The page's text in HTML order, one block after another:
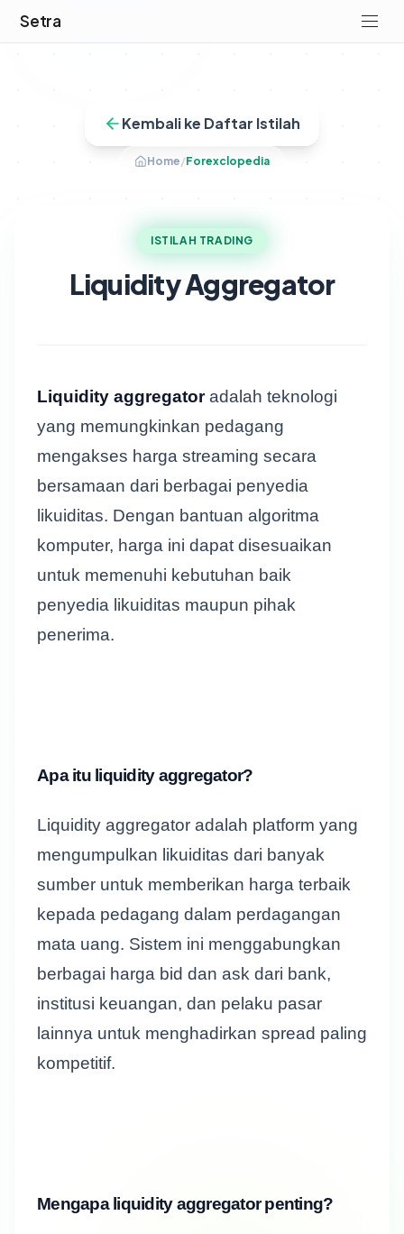
Setra
Kembali ke Daftar Istilah
Home/Forexclopedia
ISTILAH TRADING
Liquidity Aggregator
Liquidity aggregatoradalah teknologi
yang memungkinkan pedagang
mengakses harga streaming secara
bersamaan dari berbagai penyedia
likuiditas. Dengan bantuan algoritma
komputer, harga ini dapat disesuaikan
untuk memenuhi kebutuhan baik
penyedia likuiditas maupun pihak
penerima.
Apa itu liquidity aggregator?
Liquidity aggregator adalah platform yang
mengumpulkan likuiditas dari banyak
sumber untuk memberikan harga terbaik
kepada pedagang dalam perdagangan
mata uang. Sistem ini menggabungkan
berbagai harga bid dan ask dari bank,
institusi keuangan, dan pelaku pasar
lainnya untuk menghadirkan spread paling
kompetitif.
Mengapa liquidity aggregator penting?